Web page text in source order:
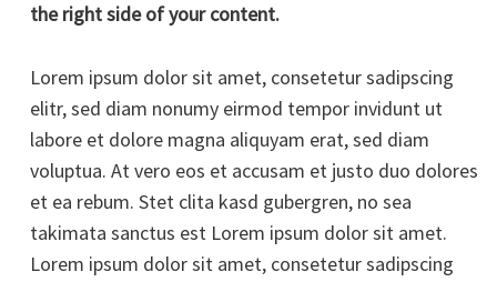
the right side of your content.
Lorem ipsum dolor sit amet, consetetur sadipscing
elitr, sed diam nonumy eirmod tempor invidunt ut
labore et dolore magna aliquyam erat, sed diam
voluptua. At vero eos et accusam et justo duo dolores
et ea rebum. Stet clita kasd gubergren, no sea
takimata sanctus est Lorem ipsum dolor sit amet.
Lorem ipsum dolor sit amet, consetetur sadipscing